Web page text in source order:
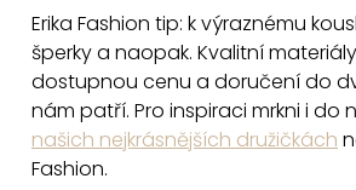
v
ý
p
i
s
Erika Fashion tip: k výraznému
šperky a naopak. Kvalitní
dostupnou cenu a doručení do
nám patří. Pro inspiraci mrkni i do
našich nejkrásnějších družičkách
Fashion.